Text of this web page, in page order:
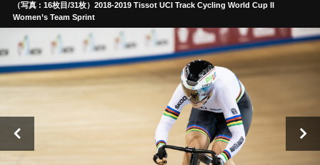
（写真 : 16枚目/31枚）2018-2019 Tissot UCI Track Cycling World Cup II
Women’s Team Sprint